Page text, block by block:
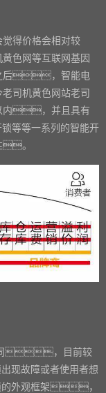
得价格会相对较
色网等互联网基因
之后，智能电
司机黄色网站老司
内，并且具有
等等一系列的智能开
。
同，目前较
现故障或者使用者想
的外观框架，